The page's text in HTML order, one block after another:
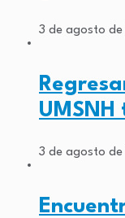
3 de agosto
3 de agosto